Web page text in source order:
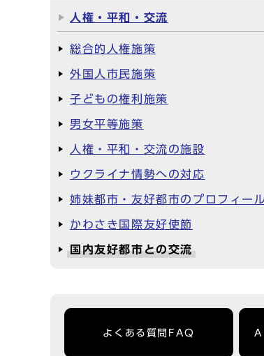
人権・平和・交流
総合的人権施策
外国人市民施策
子どもの権利施策
男女平等施策
人権・平和・交流の施設
ウクライナ情勢への対応
姉妹都市・友好都市のプロフィール
かわさき国際友好使節
国内友好都市との交流
よくある質問FAQ